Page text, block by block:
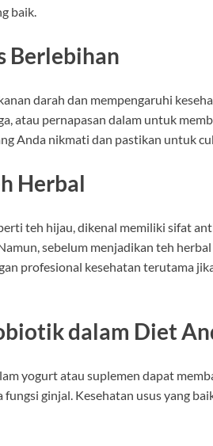
baik.
Berlebihan
darah dan mempengaruhi
atau pernapasan dalam untuk
Anda nikmati dan pastikan untuk
Herbal
teh hijau, dikenal memiliki sifat
sebelum menjadikan teh
profesional kesehatan terutama
dalam Diet
yogurt atau suplemen dapat
ginjal. Kesehatan usus yang